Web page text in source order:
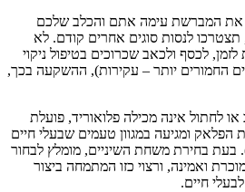
את המברשת עימה אתם והכלב שלכם
לנסות סוגים אחרים קודם. לא
לכסף ולכאב שכרוכים בטיפול ניקוי
החמורים יותר – עקירות), ההשקעה בכך,
לחתול אינה מכילה פלואוריד, פועלת
ומגיעה במגוון טעמים שבעלי חיים
בעת בחירת משחת השיניים, מומלץ לבחור
ואמינה, ורצוי כזו המתמחה ביצור
חיים.